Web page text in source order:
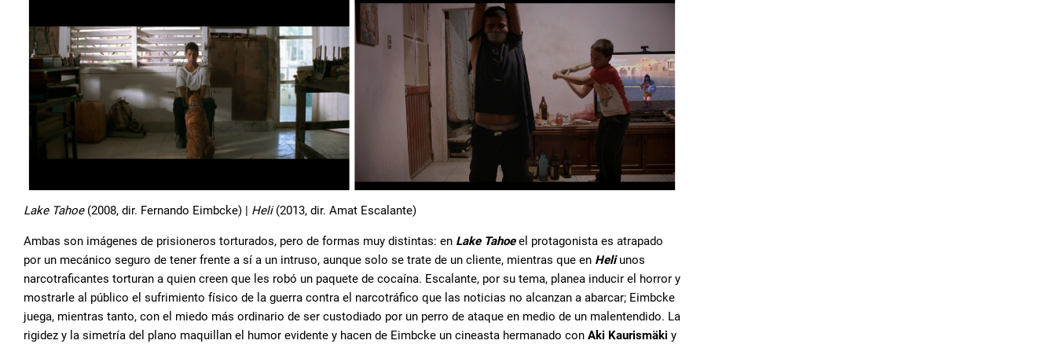
Lake Tahoe(2008, dir. Fernando Eimbcke) | Heli(2013, dir. Amat Escalante)
Ambas son imágenes de prisioneros torturados, pero de formas muy distintas: en Lake Tahoeel protagonista es atrapado
por un mecánico seguro de tener frente a sí a un intruso, aunque solo se trate de un cliente, mientras que en Heliunos
narcotraficantes torturan a quien creen que les robó un paquete de cocaína. Escalante, por su tema, planea inducir el horror y
mostrarle al público el sufrimiento físico de la guerra contra el narcotráfico que las noticias no alcanzan a abarcar; Eimbcke
juega, mientras tanto, con el miedo más ordinario de ser custodiado por un perro de ataque en medio de un malentendido. La
rigidez y la simetría del plano maquillan el humor evidente y hacen de Eimbcke un cineasta hermanado con Aki Kaurismäki y